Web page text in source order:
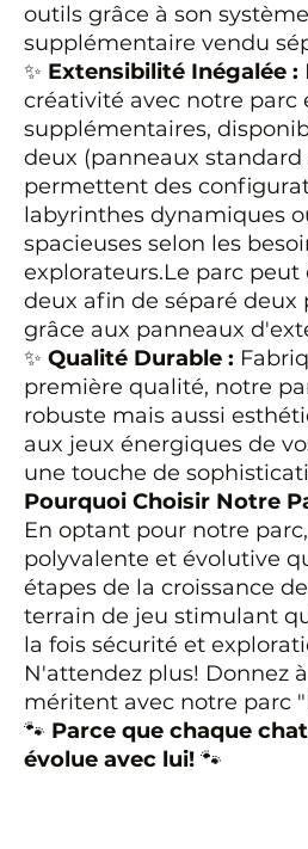
outils grâce à son
supplémentaire vendu
✨ Extensibilité Inégalée :
créativité avec notre parc
supplémentaires,
deux (panneaux
permettent des
labyrinthes dynamiques
spacieuses selon les
explorateurs.Le parc
deux afin de séparé
grâce aux panneaux
✨ Qualité Durable :
première qualité, notre
robuste mais aussi
aux jeux énergiques de
une touche de
Pourquoi Choisir Notre
En optant pour notre
polyvalente et évolutive
étapes de la croissance
terrain de jeu stimulant
la fois sécurité et
N'attendez plus! Donnez
méritent avec notre parc
🐾 Parce que chaque
évolue avec lui! 🐾